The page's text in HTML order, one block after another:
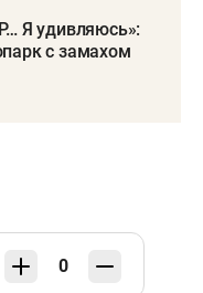
Я удивляюсь»:
с замахом
0